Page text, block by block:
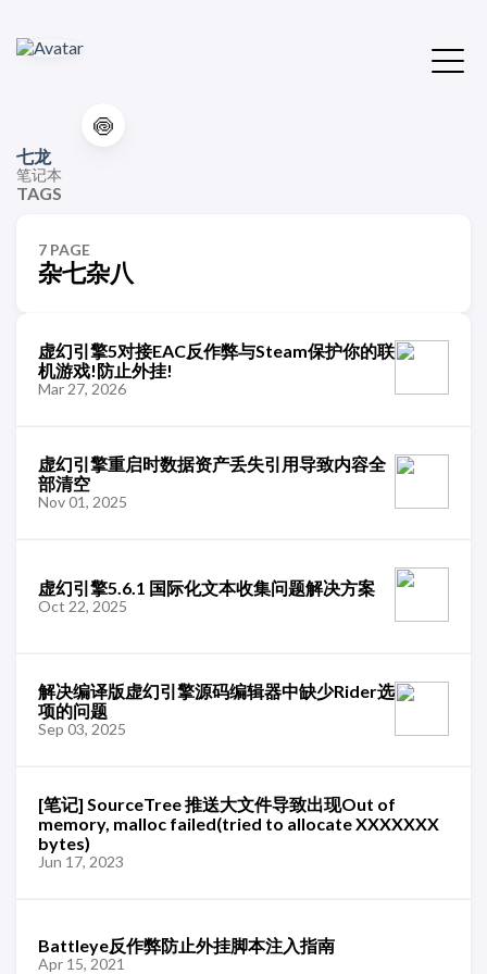
🍥
七龙
笔记本
TAGS
7 PAGE
杂七杂八
虚幻引擎5对接EAC反作弊与Steam保护你的联
机游戏!防止外挂!
Mar 27, 2026
虚幻引擎重启时数据资产丢失引用导致内容全
部清空
Nov 01, 2025
虚幻引擎5.6.1 国际化文本收集问题解决方案
Oct 22, 2025
解决编译版虚幻引擎源码编辑器中缺少Rider选
项的问题
Sep 03, 2025
[笔记] SourceTree 推送大文件导致出现Out of
memory, malloc failed(tried to allocate XXXXXXX
bytes)
Jun 17, 2023
Battleye反作弊防止外挂脚本注入指南
Apr 15, 2021